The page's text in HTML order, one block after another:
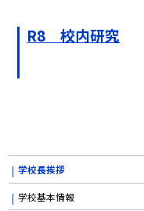
R8 校内研究
学校長挨拶
学校基本情報